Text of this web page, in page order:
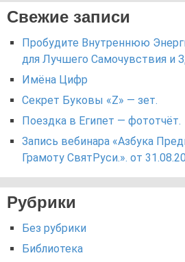
Свежие записи
Пробудите Внутреннюю
для Лучшего Самочувствия и
Имёна Цифр
Секрет Буковы «Z» — зет.
Поездка в Египет — фототчёт.
Запись вебинара «Азбука
Грамоту СвятРуси.». от
Рубрики
Без рубрики
Библиотека